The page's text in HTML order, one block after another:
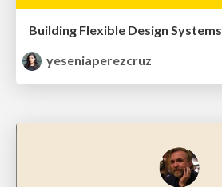
Building Flexible Design Systems
yeseniaperezcruz